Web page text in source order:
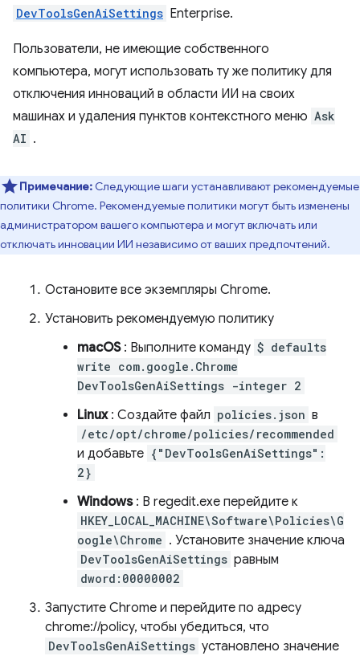
DevToolsGenAiSettings Enterprise.
Пользователи, не имеющие собственного
компьютера, могут использовать ту же политику для
отключения инноваций в области ИИ на своих
машинах и удаления пунктов контекстного меню Ask
AI .
Примечание: Следующие шаги устанавливают рекомендуемые
политики Chrome. Рекомендуемые политики могут быть изменены
администратором вашего компьютера и могут включать или
отключать инновации ИИ независимо от ваших предпочтений.
Остановите все экземпляры Chrome.
Установить рекомендуемую политику
macOS: Выполните команду $ defaults
write com.google.Chrome
DevToolsGenAiSettings -integer 2
Linux: Создайте файл policies.json в
/etc/opt/chrome/policies/recommended
и добавьте {"DevToolsGenAiSettings":
2}
Windows: В regedit.exe перейдите к
HKEY_LOCAL_MACHINE\Software\Policies\G
oogle\Chrome . Установите значение ключа
DevToolsGenAiSettings равным
dword:00000002
Запустите Chrome и перейдите по адресу
chrome://policy, чтобы убедиться, что
DevToolsGenAiSettings установлено значение